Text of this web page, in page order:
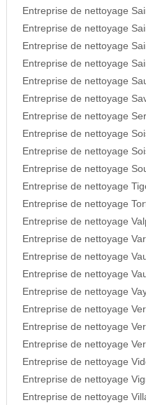
Entreprise de nettoyage
Entreprise de nettoyage
Entreprise de nettoyage
Entreprise de nettoyage
Entreprise de nettoyage
Entreprise de nettoyage
Entreprise de nettoyage
Entreprise de nettoyage
Entreprise de nettoyage
Entreprise de nettoyage
Entreprise de nettoyage
Entreprise de nettoyage
Entreprise de nettoyage
Entreprise de nettoyage
Entreprise de nettoyage
Entreprise de nettoyage
Entreprise de nettoyage
Entreprise de nettoyage
Entreprise de nettoyage
Entreprise de nettoyage
Entreprise de nettoyage
Entreprise de nettoyage
Entreprise de nettoyage